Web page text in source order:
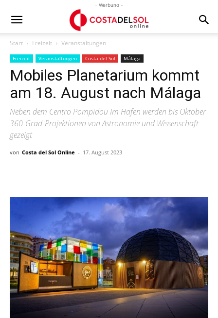
- Werbung -
Start Freizeit Veranstaltungen
Freizeit Veranstaltungen Costa del Sol Málaga
Mobiles Planetarium kommt
am 18. August nach Málaga
Neben dem Centro Pompidou Im Hafen werden bis Oktober
360-Grad-Projektionen von Astronomie und Wissenschaft
gezeigt
von Costa del Sol Online - 17. August 2023